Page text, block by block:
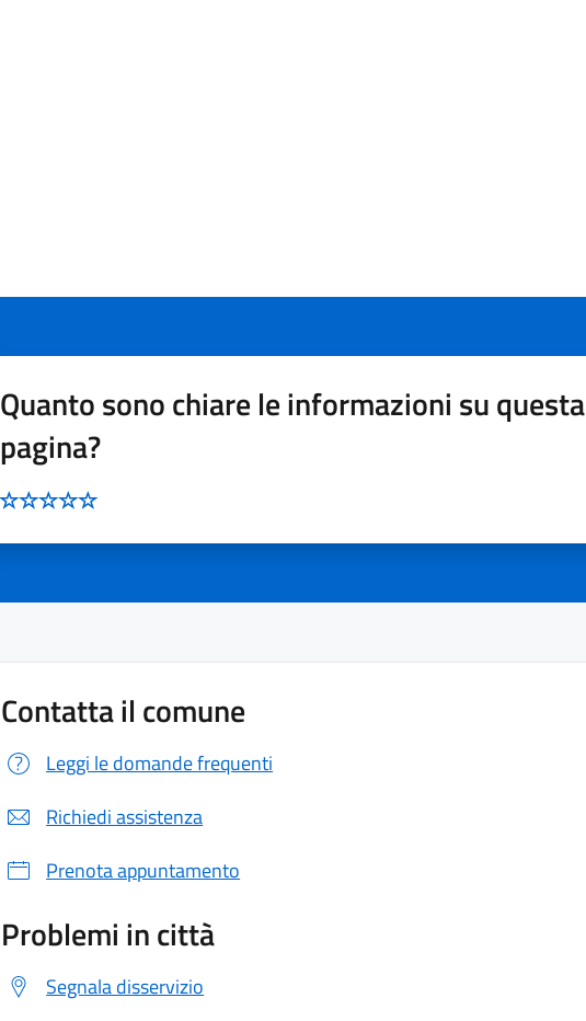
Quanto sono chiare le informazioni su questa
pagina?
Contatta il comune
Leggi le domande frequenti
Richiedi assistenza
Prenota appuntamento
Problemi in città
Segnala disservizio